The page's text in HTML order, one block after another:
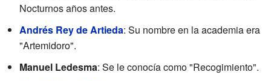
Nocturnos años antes.
Andrés Rey de Artieda: Su nombre en la academia era
"Artemidoro".
Manuel Ledesma: Se le conocía como "Recogimiento".